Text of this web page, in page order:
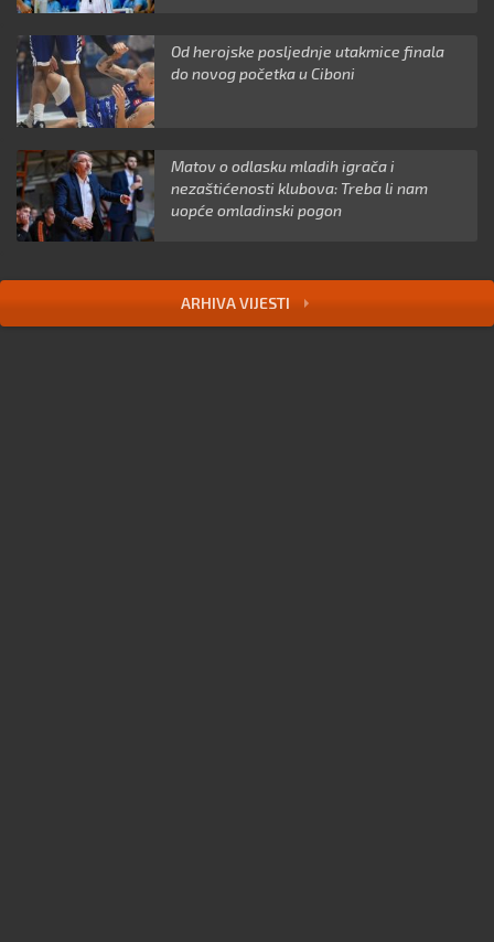
Od herojske posljednje utakmice finala
do novog početka u Ciboni
Matov o odlasku mladih igrača i
nezaštićenosti klubova: Treba li nam
uopće omladinski pogon
ARHIVA VIJESTI